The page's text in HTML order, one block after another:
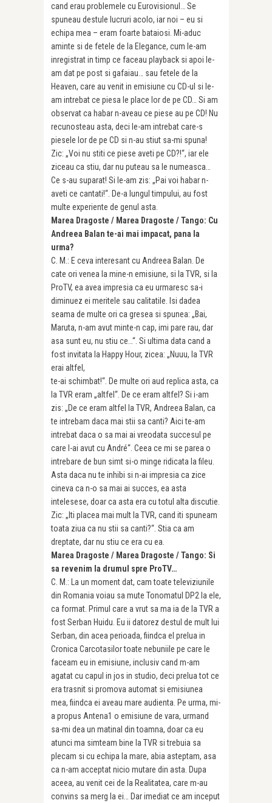
cand erau problemele cu Eurovisionul… Se
spuneau destule lucruri acolo, iar noi – eu si
echipa mea – eram foarte bataiosi. Mi-aduc
aminte si de fetele de la Elegance, cum le-am
inregistrat in timp ce faceau playback si apoi le-
am dat pe post si gafaiau… sau fetele de la
Heaven, care au venit in emisiune cu CD-ul si le-
am intrebat ce piesa le place lor de pe CD… Si am
observat ca habar n-aveau ce piese au pe CD! Nu
recunosteau asta, deci le-am intrebat care-s
piesele lor de pe CD si n-au stiut sa-mi spuna!
Zic: „Voi nu stiti ce piese aveti pe CD?!“, iar ele
ziceau ca stiu, dar nu puteau sa le numeasca…
Ce s-au suparat! Si le-am zis: „Pai voi habar n-
aveti ce cantati!“. De-a lungul timpului, au fost
multe experiente de genul asta.
Marea Dragoste / Marea Dragoste / Tango: Cu
Andreea Balan te-ai mai impacat, pana la
urma?
C. M.: E ceva interesant cu Andreea Balan. De
cate ori venea la mine-n emisiune, si la TVR, si la
ProTV, ea avea impresia ca eu urmaresc sa-i
diminuez ei meritele sau calitatile. Isi dadea
seama de multe ori ca gresea si spunea: „Bai,
Maruta, n-am avut minte-n cap, imi pare rau, dar
asa sunt eu, nu stiu ce…“. Si ultima data cand a
fost invitata la Happy Hour, zicea: „Nuuu, la TVR
erai altfel,
te-ai schimbat!“. De multe ori aud replica asta, ca
la TVR eram „altfel“. De ce eram altfel? Si i-am
zis: „De ce eram altfel la TVR, Andreea Balan, ca
te intrebam daca mai stii sa canti? Aici te-am
intrebat daca o sa mai ai vreodata succesul pe
care l-ai avut cu André“. Ceea ce mi se parea o
intrebare de bun simt si-o minge ridicata la fileu.
Asta daca nu te inhibi si n-ai impresia ca zice
cineva ca n-o sa mai ai succes, ea asta
intelesese, doar ca asta era cu totul alta discutie.
Zic: „Iti placea mai mult la TVR, cand iti spuneam
toata ziua ca nu stii sa canti?“. Stia ca am
dreptate, dar nu stiu ce era cu ea.
Marea Dragoste / Marea Dragoste / Tango: Si
sa revenim la drumul spre ProTV…
C. M.: La un moment dat, cam toate televiziunile
din Romania voiau sa mute Tonomatul DP2 la ele,
ca format. Primul care a vrut sa ma ia de la TVR a
fost Serban Huidu. Eu ii datorez destul de mult lui
Serban, din acea perioada, fiindca el prelua in
Cronica Carcotasilor toate nebuniile pe care le
faceam eu in emisiu­ne, inclusiv cand m-am
agatat cu capul in jos in studio, deci prelua tot ce
era trasnit si promova automat si emisiunea
mea, fiindca ei aveau mare audienta. Pe urma, mi-
a propus Antena1 o emisiune de vara, urmand
sa-mi dea un matinal din toamna, doar ca eu
atunci ma simteam bine la TVR si trebuia sa
plecam si cu echipa la mare, abia asteptam, asa
ca n-am acceptat nicio mutare din asta. Dupa
aceea, au venit cei de la Realitatea, care m-au
convins sa merg la ei… Dar imediat ce am inceput